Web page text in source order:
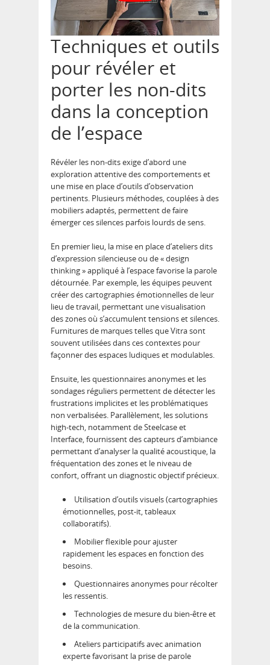
Techniques et outils
pour révéler et
porter les non-dits
dans la conception
de l’espace
Révéler les non-dits exige d’abord une
exploration attentive des comportements et
une mise en place d’outils d’observation
pertinents. Plusieurs méthodes, couplées à des
mobiliers adaptés, permettent de faire
émerger ces silences parfois lourds de sens.
En premier lieu, la mise en place d’ateliers dits
d’expression silencieuse ou de « design
thinking » appliqué à l’espace favorise la parole
détournée. Par exemple, les équipes peuvent
créer des cartographies émotionnelles de leur
lieu de travail, permettant une visualisation
des zones où s’accumulent tensions et silences.
Furnitures de marques telles que Vitra sont
souvent utilisées dans ces contextes pour
façonner des espaces ludiques et modulables.
Ensuite, les questionnaires anonymes et les
sondages réguliers permettent de détecter les
frustrations implicites et les problématiques
non verbalisées. Parallèlement, les solutions
high-tech, notamment de Steelcase et
Interface, fournissent des capteurs d’ambiance
permettant d’analyser la qualité acoustique, la
fréquentation des zones et le niveau de
confort, offrant un diagnostic objectif précieux.
Utilisation d’outils visuels (cartographies
émotionnelles, post-it, tableaux
collaboratifs).
Mobilier flexible pour ajuster
rapidement les espaces en fonction des
besoins.
Questionnaires anonymes pour récolter
les ressentis.
Technologies de mesure du bien-être et
de la communication.
Ateliers participatifs avec animation
experte favorisant la prise de parole